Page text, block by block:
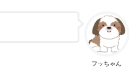
フッちゃん